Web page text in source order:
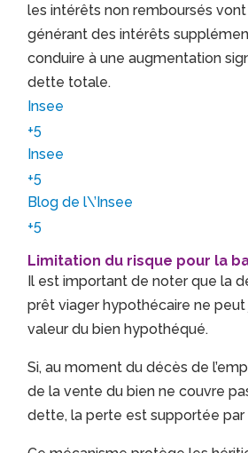
les intérêts non remboursés vont
générant des intérêts
conduire à une augmentation
dette totale.
Insee
+5
Insee
+5
Blog de l\’Insee
+5
Limitation du risque pour la
Il est important de noter que la
prêt viager hypothécaire ne
valeur du bien hypothéqué.
Si, au moment du décès de
de la vente du bien ne couvre
dette, la perte est supportée par